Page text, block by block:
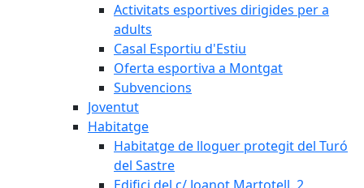
Activitats esportives dirigides per a
adults
Casal Esportiu d'Estiu
Oferta esportiva a Montgat
Subvencions
Joventut
Habitatge
Habitatge de lloguer protegit del Turó
del Sastre